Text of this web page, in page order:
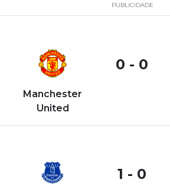
PUBLICIDADE
Manchester
United
0 - 0
1 - 0